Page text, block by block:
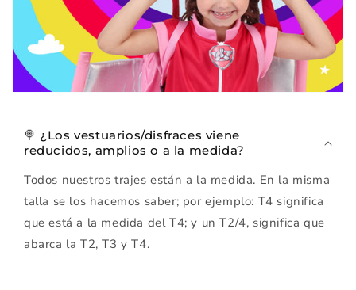
🍭 ¿Los vestuarios/disfraces viene
reducidos, amplios o a la medida?
Todos nuestros trajes están a la medida. En la misma
talla se los hacemos saber; por ejemplo: T4 significa
que está a la medida del T4; y un T2/4, significa que
abarca la T2, T3 y T4.